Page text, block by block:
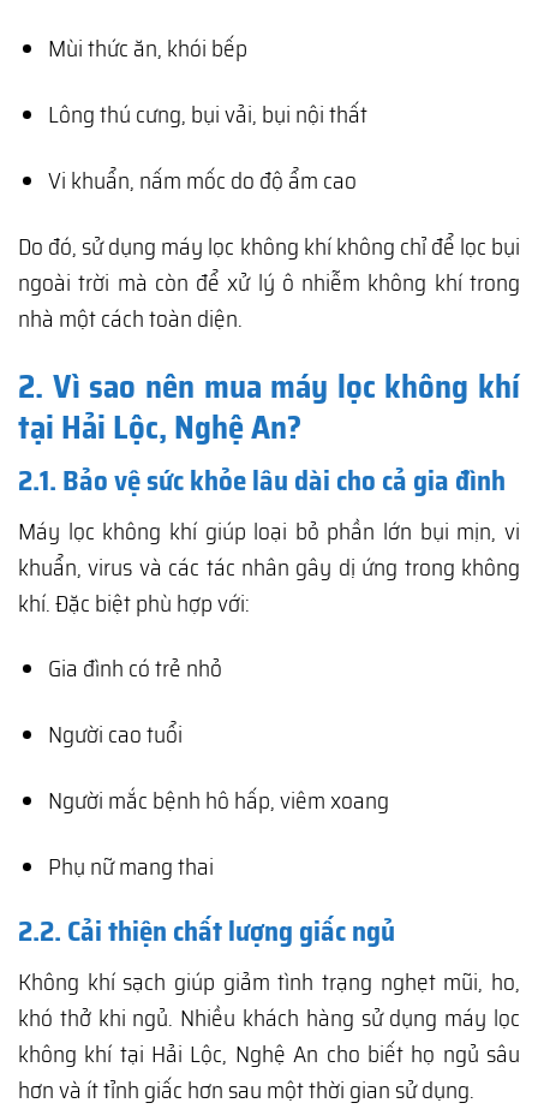
Mùi thức ăn, khói bếp
Lông thú cưng, bụi vải, bụi nội thất
Vi khuẩn, nấm mốc do độ ẩm cao
Do đó, sử dụng máy lọc không khí không chỉ để lọc bụi
ngoài trời mà còn để xử lý ô nhiễm không khí trong
nhà một cách toàn diện.
2. Vì sao nên mua máy lọc không khí
tại Hải Lộc, Nghệ An?
2.1. Bảo vệ sức khỏe lâu dài cho cả gia đình
Máy lọc không khí giúp loại bỏ phần lớn bụi mịn, vi
khuẩn, virus và các tác nhân gây dị ứng trong không
khí. Đặc biệt phù hợp với:
Gia đình có trẻ nhỏ
Người cao tuổi
Người mắc bệnh hô hấp, viêm xoang
Phụ nữ mang thai
2.2. Cải thiện chất lượng giấc ngủ
Không khí sạch giúp giảm tình trạng nghẹt mũi, ho,
khó thở khi ngủ. Nhiều khách hàng sử dụng máy lọc
không khí tại Hải Lộc, Nghệ An cho biết họ ngủ sâu
hơn và ít tỉnh giấc hơn sau một thời gian sử dụng.